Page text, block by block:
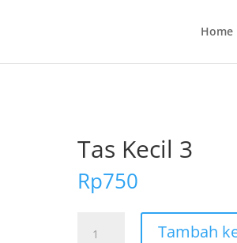
Home
Tas Kecil 3
Rp750
Tambah